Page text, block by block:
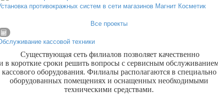
противокражных систем в сети магазинов Магнит Косметик
Все проекты
кассовой техники
Существующая сеть филиалов позволяет качественно
в короткие сроки решить вопросы с сервисным
кассового оборудования. Филиалы располагаются в специально
оборудованных помещениях и оснащенных необходимыми
техническими средствами.